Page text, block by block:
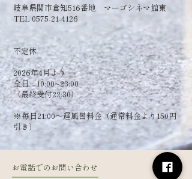
岐阜県関市倉知516番地 マーゴシネマ館東
TEL 0575-21-4126
​不定休
2026年4月より
全日 10:00~23:00
（最終受付22:30）
​※毎日21:00～遅風呂料金（通常料金より150円
引き）
お電話でのお問い合わせ